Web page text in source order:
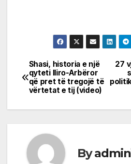
Post
navigation
27
Shasi, historia e një
qyteti Iliro-Arbëror
që pret të tregojë të
vërtetat e tij (video)
By